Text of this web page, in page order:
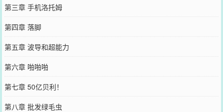
第三章 手机洛托姆
第四章 落脚
第五章 波导和超能力
第六章 啪啪啪
第七章 50亿贝利！
第八章 批发绿毛虫